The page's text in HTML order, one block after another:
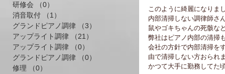
研修会
（0）
消音取付
（1）
グランドピアノ調律
（3）
アップライト調律
（21）
アップライト調律
（0）
グランドピアノ調律
（0）
修理
（0）
このように綺麗になりま
内部清掃しない調律師さ
鼠やゴキちゃんの死骸な
弊社はピアノ内部の清掃
会社の方針で内部清掃を
由で清掃しない方おられ
かつて大手に勤務してた